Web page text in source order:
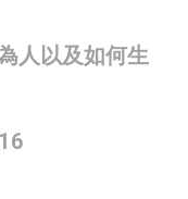
人以及如何生